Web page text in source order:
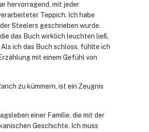
hervorragend, mit jeder
Teppich. Ich habe
Steelers geschrieben wurde.
das Buch wirklich leuchten ließ,
ich das Buch schloss, fühlte ich
mit einem Gefühl von
zu kümmern, ist ein Zeugnis
einer Familie, die mit der
Geschichte. Ich muss